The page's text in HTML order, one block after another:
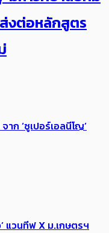
งต่อหลักสูตร
ก ‘ซูเปอร์เอลนีโญ’
แวนทีฟ X ม.เกษตรฯ